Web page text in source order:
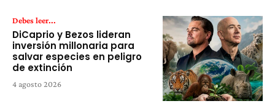
Debes leer...
DiCaprio y Bezos lideran
inversión millonaria para
salvar especies en peligro
de extinción
4 agosto 2026